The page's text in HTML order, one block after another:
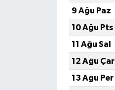
9 Ağu Paz
10 Ağu Pts
11 Ağu Sal
12 Ağu Çar
13 Ağu Per